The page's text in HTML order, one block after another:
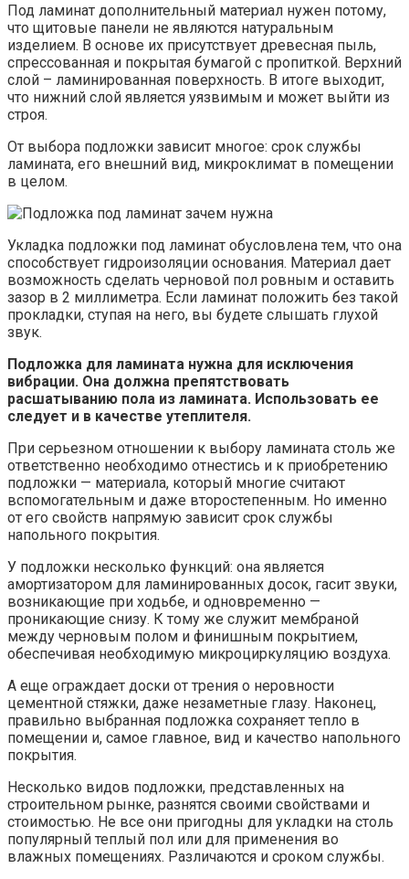
Под ламинат дополнительный материал нужен потому,
что щитовые панели не являются натуральным
изделием. В основе их присутствует древесная пыль,
спрессованная и покрытая бумагой с пропиткой. Верхний
слой – ламинированная поверхность. В итоге выходит,
что нижний слой является уязвимым и может выйти из
строя.
От выбора подложки зависит многое: срок службы
ламината, его внешний вид, микроклимат в помещении
в целом.
Укладка подложки под ламинат обусловлена тем, что она
способствует гидроизоляции основания. Материал дает
возможность сделать черновой пол ровным и оставить
зазор в 2 миллиметра. Если ламинат положить без такой
прокладки, ступая на него, вы будете слышать глухой
звук.
Подложка для ламината нужна для исключения
вибрации. Она должна препятствовать
расшатыванию пола из ламината. Использовать ее
следует и в качестве утеплителя.
При серьезном отношении к выбору ламината столь же
ответственно необходимо отнестись и к приобретению
подложки — материала, который многие считают
вспомогательным и даже второстепенным. Но именно
от его свойств напрямую зависит срок службы
напольного покрытия.
У подложки несколько функций: она является
амортизатором для ламинированных досок, гасит звуки,
возникающие при ходьбе, и одновременно —
проникающие снизу. К тому же служит мембраной
между черновым полом и финишным покрытием,
обеспечивая необходимую микроциркуляцию воздуха.
А еще ограждает доски от трения о неровности
цементной стяжки, даже незаметные глазу. Наконец,
правильно выбранная подложка сохраняет тепло в
помещении и, самое главное, вид и качество напольного
покрытия.
Несколько видов подложки, представленных на
строительном рынке, разнятся своими свойствами и
стоимостью. Не все они пригодны для укладки на столь
популярный теплый пол или для применения во
влажных помещениях. Различаются и сроком службы.